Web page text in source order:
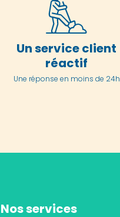
Un service client
réactif
Une réponse en moins de 24h
Nos services